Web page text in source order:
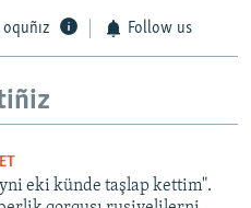
Follow us
eki künde taşlap kettim".